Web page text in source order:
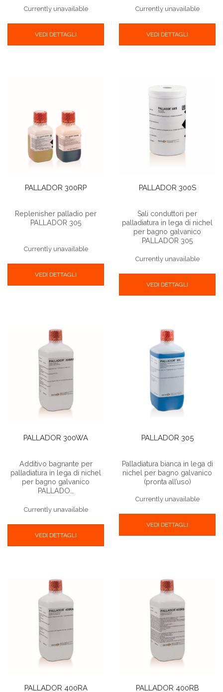
Currently unavailable
VEDI DETTAGLI
Currently unavailable
VEDI DETTAGLI
PALLADOR 300RP
Replenisher palladio per
PALLADOR 305
Currently unavailable
VEDI DETTAGLI
PALLADOR 300S
Sali conduttori per
palladiatura in lega di nichel
per bagno galvanico
PALLADOR 305
Currently unavailable
VEDI DETTAGLI
PALLADOR 300WA
Additivo bagnante per
palladiatura in lega di nichel
per bagno galvanico
PALLADO…
Currently unavailable
VEDI DETTAGLI
PALLADOR 305
Palladiatura bianca in lega di
nichel per bagno galvanico
(pronta all’uso)
Currently unavailable
VEDI DETTAGLI
PALLADOR 400RA PALLADOR 400RB